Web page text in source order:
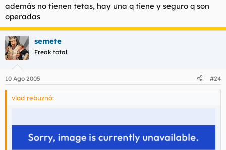
además no tienen tetas, hay una q tiene y seguro q son
operadas
semete
Freak total
10 Ago 2005 #24
vlad rebuznó: